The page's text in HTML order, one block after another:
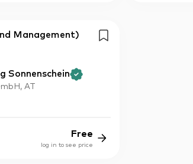
Management)
Sonnenschein
AT
Free
log in to see price